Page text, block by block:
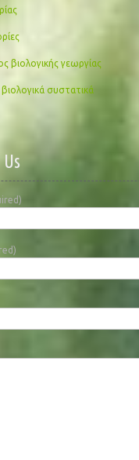
βιολογικής γεωργίας
συστατικά